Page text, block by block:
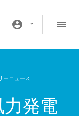
account_circle
ーニュース
力発電